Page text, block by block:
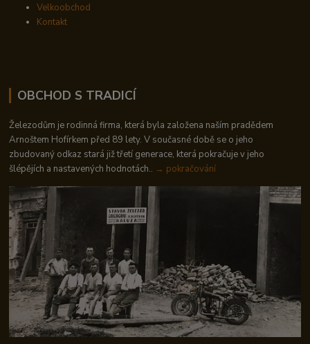
Velkoobchod
Kontakt
OBCHOD S TRADICÍ
Železodům je rodinná firma, která byla založena naším pradědem
Arnoštem Hofírkem před 89 lety. V současné době se o jeho
zbudovaný odkaz stará již třetí generace, která pokračuje v jeho
šlépějích a nastavených hodnotách.. → pokračování